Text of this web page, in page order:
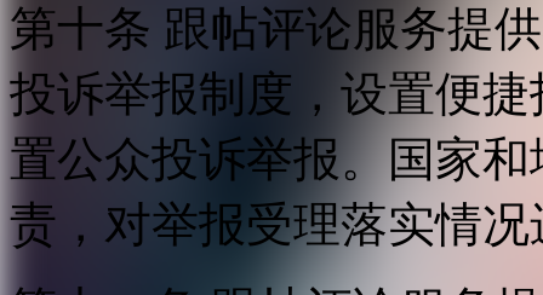
第十条 跟帖评论服务提
投诉举报制度，设置便
置公众投诉举报。国家
责，对举报受理落实情